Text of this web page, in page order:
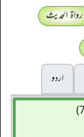
رواۃ الحدیث
اردو